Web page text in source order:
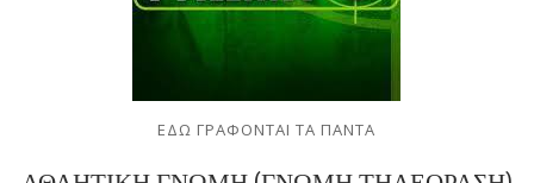
ΕΔΩ ΓΡΑΦΟΝΤΑΙ ΤΑ ΠΑΝΤΑ